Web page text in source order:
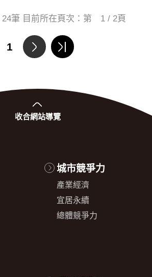
24筆 目前所在頁次：第 1 / 2頁
1
收合網站導覽
城市競爭力
產業經濟
宜居永續
總體競爭力